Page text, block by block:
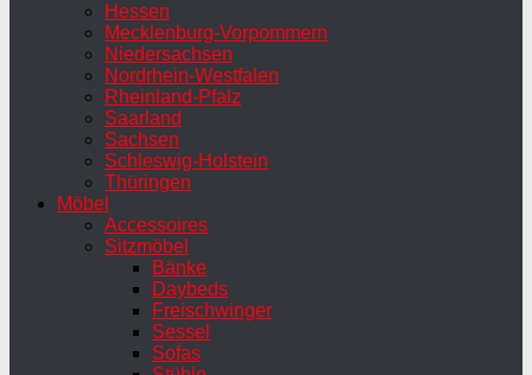
Hessen
Mecklenburg-Vorpommern
Niedersachsen
Nordrhein-Westfalen
Rheinland-Pfalz
Saarland
Sachsen
Schleswig-Holstein
Thüringen
Möbel
Accessoires
Sitzmöbel
Bänke
Daybeds
Freischwinger
Sessel
Sofas